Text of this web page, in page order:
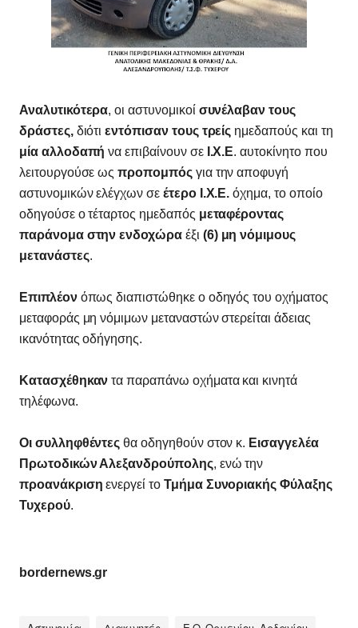
Αναλυτικότερα, οι αστυνομικοί συνέλαβαν τους
δράστες,διότιεντόπισαν τους τρείς ημεδαπούς και τη
μία αλλοδαπή να επιβαίνουν σε Ι.Χ.Ε. αυτοκίνητο που
λειτουργούσε ωςπροπομπόςγια την αποφυγή
αστυνομικών ελέγχων σεέτερο Ι.Χ.Ε. όχημα, το οποίο
οδηγούσε ο τέταρτος ημεδαπός μεταφέροντας
παράνομα στην ενδοχώραέξι (6) μη νόμιμους
μετανάστες.
Επιπλέονόπως διαπιστώθηκε ο οδηγός του οχήματος
μεταφοράς μη νόμιμων μεταναστών στερείται άδειας
ικανότητας οδήγησης.
Κατασχέθηκαντα παραπάνω οχήματα και κινητά
τηλέφωνα.
Οι συλληφθέντες θα οδηγηθούν στον κ. Εισαγγελέα
Πρωτοδικών Αλεξανδρούπολης, ενώ την
προανάκριση ενεργεί το Τμήμα Συνοριακής Φύλαξης
Τυχερού.
bordernews.gr